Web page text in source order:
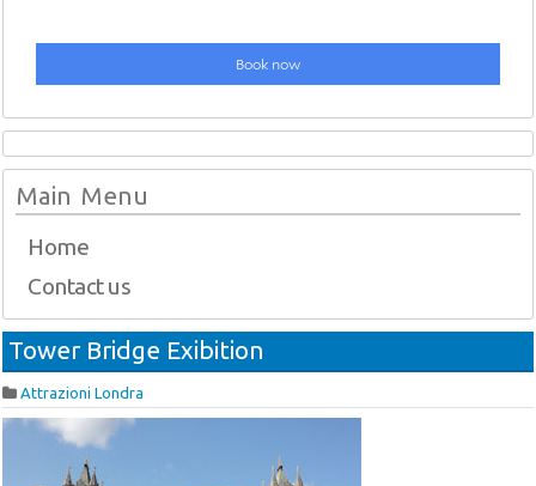
Main Menu
Home
Contact us
Tower Bridge Exibition
Attrazioni Londra